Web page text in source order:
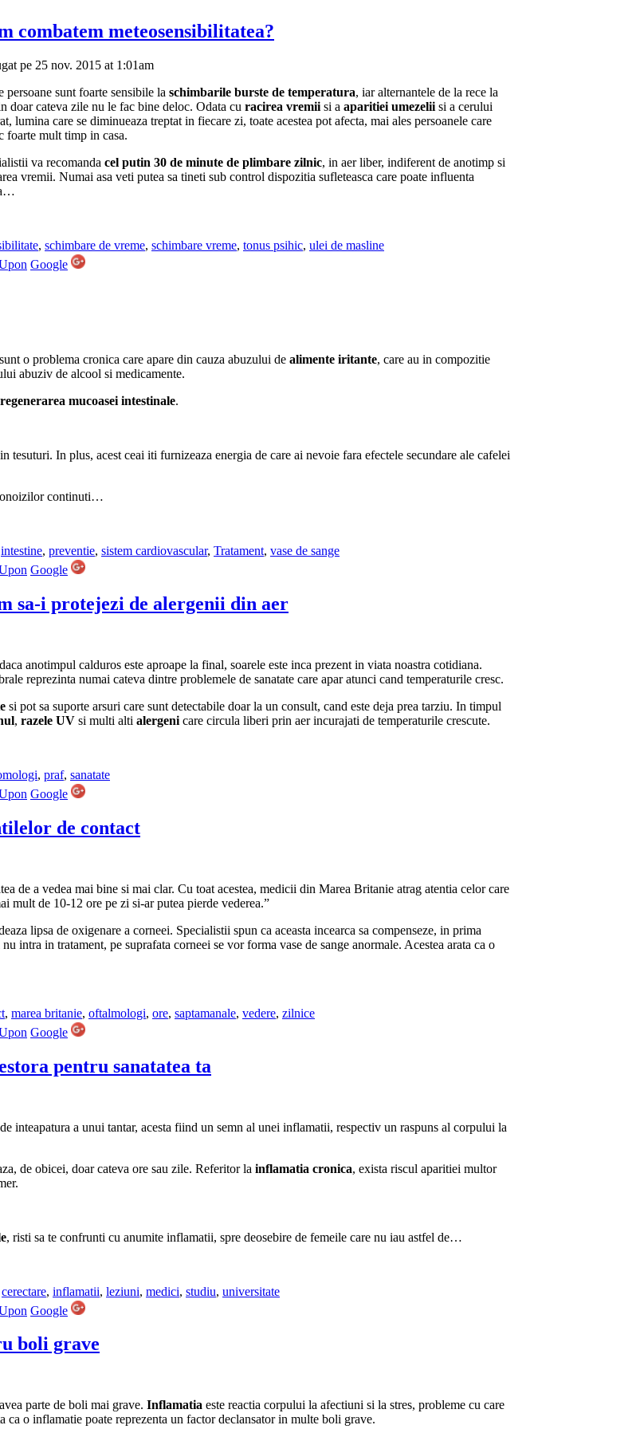
combatem meteosensibilitatea?
pe 25 nov. 2015 at 1:01am
persoane sunt foarte sensibile la schimbarile burste de temperatura, iar alternantele de la rece la
doar cateva zile nu le fac bine deloc. Odata cu racirea vremii si a aparitiei umezelii si a cerului
lumina care se diminueaza treptat in fiecare zi, toate acestea pot afecta, mai ales persoanele care
foarte mult timp in casa.
va recomanda cel putin 30 de minute de plimbare zilnic, in aer liber, indiferent de anotimp si
vremii. Numai asa veti putea sa tineti sub control dispozitia sufleteasca care poate influenta
, schimbare de vreme, schimbare vreme, tonus psihic, ulei de masline
Google
sunt o problema cronica care apare din cauza abuzului de alimente iritante, care au in compozitie
abuziv de alcool si medicamente.
mucoasei intestinale.
tesuturi. In plus, acest ceai iti furnizeaza energia de care ai nevoie fara efectele secundare ale cafelei
continuti…
intestine, preventie, sistem cardiovascular, Tratament, vase de sange
Google
sa-i protejezi de alergenii din aer
anotimpul calduros este aproape la final, soarele este inca prezent in viata noastra cotidiana.
reprezinta numai cateva dintre problemele de sanatate care apar atunci cand temperaturile cresc.
si pot sa suporte arsuri care sunt detectabile doar la un consult, cand este deja prea tarziu. In timpul
, razele UV si multi alti alergeni care circula liberi prin aer incurajati de temperaturile crescute.
, praf, sanatate
Google
de contact
de a vedea mai bine si mai clar. Cu toat acestea, medicii din Marea Britanie atrag atentia celor care
mult de 10-12 ore pe zi si-ar putea pierde vederea.”
lipsa de oxigenare a corneei. Specialistii spun ca aceasta incearca sa compenseze, in prima
intra in tratament, pe suprafata corneei se vor forma vase de sange anormale. Acestea arata ca o
, marea britanie, oftalmologi, ore, saptamanale, vedere, zilnice
Google
pentru sanatatea ta
inteapatura a unui tantar, acesta fiind un semn al unei inflamatii, respectiv un raspuns al corpului la
de obicei, doar cateva ore sau zile. Referitor la inflamatia cronica, exista riscul aparitiei multor
, risti sa te confrunti cu anumite inflamatii, spre deosebire de femeile care nu iau astfel de…
cerectare, inflamatii, leziuni, medici, studiu, universitate
Google
boli grave
parte de boli mai grave. Inflamatia este reactia corpului la afectiuni si la stres, probleme cu care
o inflamatie poate reprezenta un factor declansator in multe boli grave.